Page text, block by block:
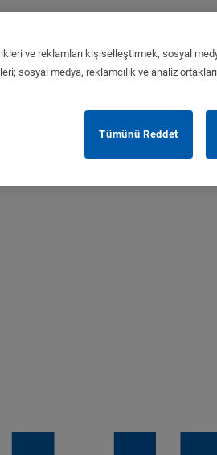
ve reklamları kişiselleştirmek, sosyal
sosyal medya, reklamcılık ve analiz
Tümünü Reddet